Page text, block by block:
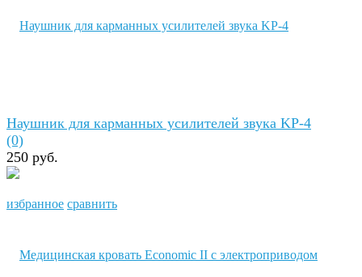
избранное сравнить
Наушник для карманных усилителей звука KP-4
(0)
250 руб.